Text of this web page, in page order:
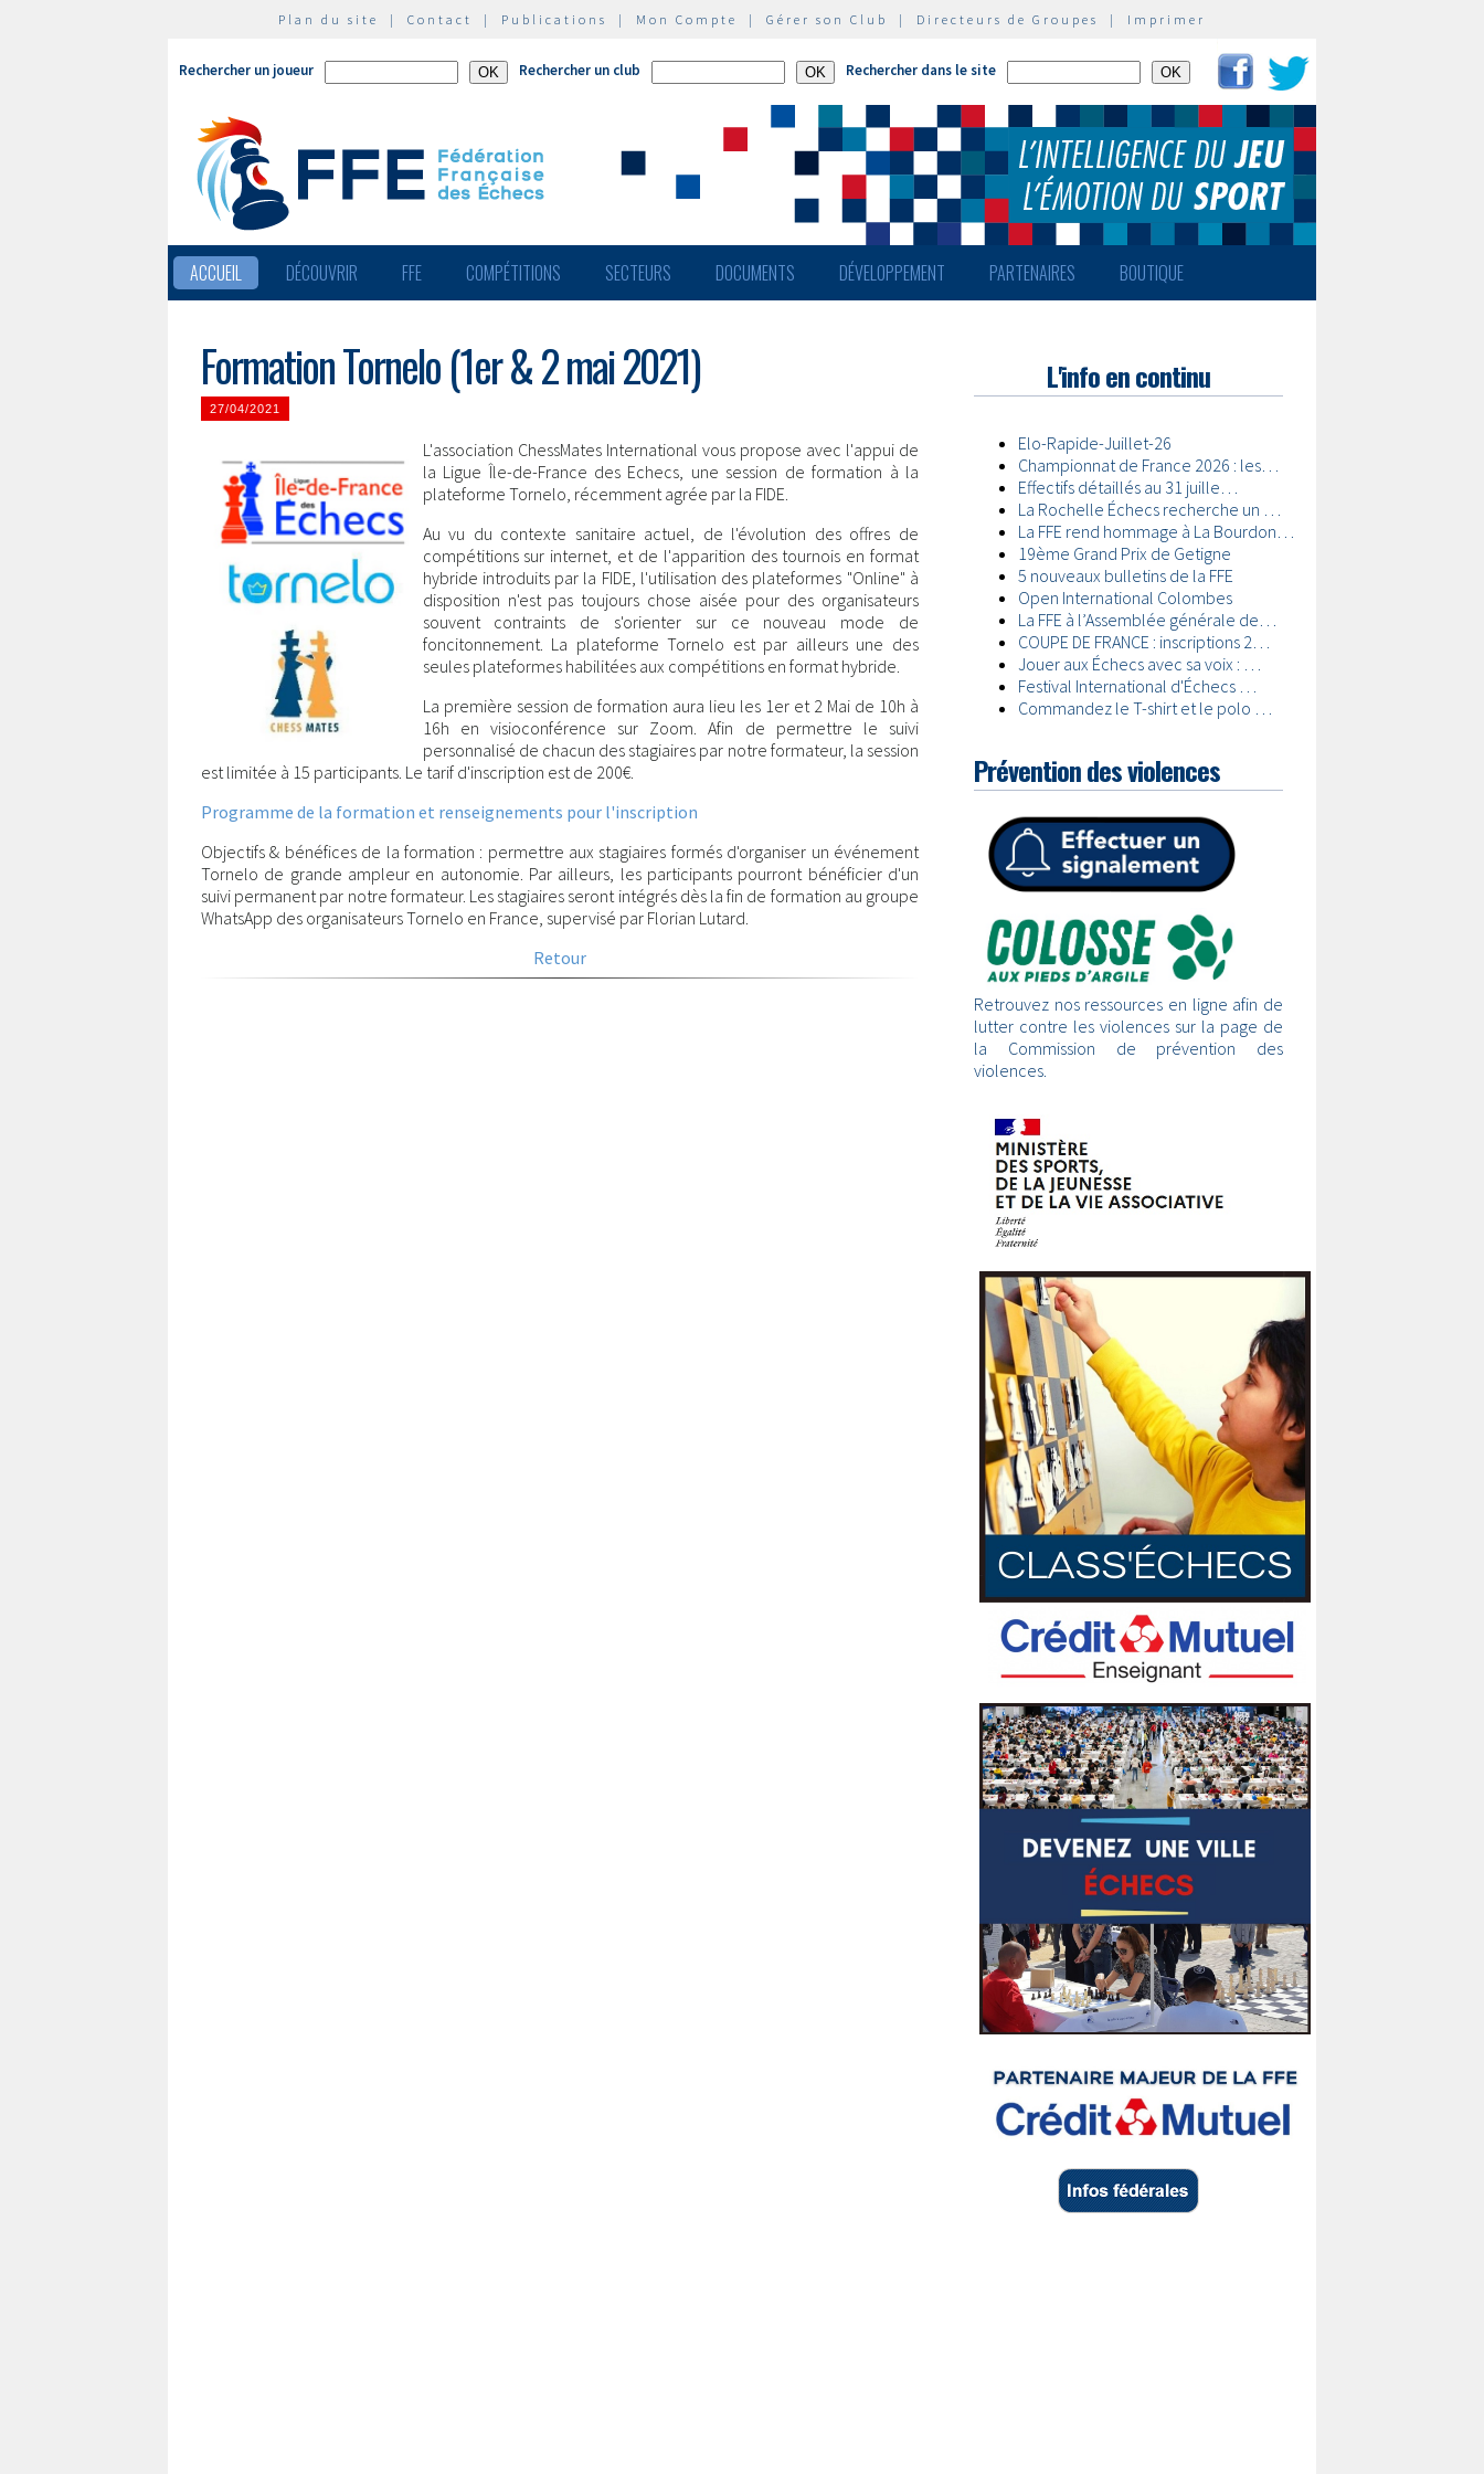
Plan du site | Contact | Publications | Mon Compte | Gérer son Club | Directeurs de Groupes | Imprimer
Rechercher un joueur Rechercher un club Rechercher dans le site
ACCUEIL DÉCOUVRIR FFE COMPÉTITIONS SECTEURS DOCUMENTS DÉVELOPPEMENT PARTENAIRES BOUTIQUE
Formation Tornelo (1er & 2 mai 2021)
27/04/2021
L'association ChessMates International vous propose avec l'appui de
la Ligue Île-de-France des Echecs, une session de formation à la
plateforme Tornelo, récemment agrée par la FIDE.
Au vu du contexte sanitaire actuel, de l'évolution des offres de
compétitions sur internet, et de l'apparition des tournois en format
hybride introduits par la FIDE, l'utilisation des plateformes "Online" à
disposition n'est pas toujours chose aisée pour des organisateurs
souvent contraints de s'orienter sur ce nouveau mode de
foncitonnement. La plateforme Tornelo est par ailleurs une des
seules plateformes habilitées aux compétitions en format hybride.
La première session de formation aura lieu les 1er et 2 Mai de 10h à
16h en visioconférence sur Zoom. Afin de permettre le suivi
personnalisé de chacun des stagiaires par notre formateur, la session
est limitée à 15 participants. Le tarif d'inscription est de 200€.
Programme de la formation et renseignements pour l'inscription
Objectifs & bénéfices de la formation : permettre aux stagiaires formés d'organiser un événement
Tornelo de grande ampleur en autonomie. Par ailleurs, les participants pourront bénéficier d'un
suivi permanent par notre formateur. Les stagiaires seront intégrés dès la fin de formation au groupe
WhatsApp des organisateurs Tornelo en France, supervisé par Florian Lutard.
Retour
L'info en continu
Prévention des violences
Retrouvez nos ressources en ligne afin de
lutter contre les violences sur la page de
la Commission de prévention des
violences.